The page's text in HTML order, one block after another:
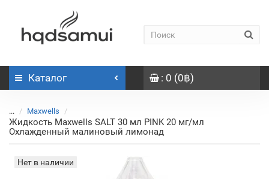
Каталог : 0 (0฿)
... Maxwells
Жидкость Maxwells SALT 30 мл PINK 20 мг/мл
Охлажденный малиновый лимонад
Нет в наличии